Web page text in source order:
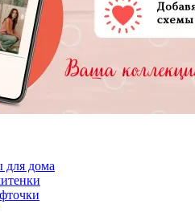
для дома